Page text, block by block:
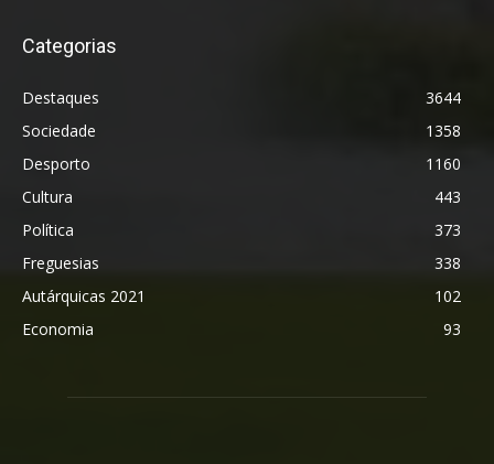
Categorias
Destaques
3644
Sociedade
1358
Desporto
1160
Cultura
443
Política
373
Freguesias
338
Autárquicas 2021
102
Economia
93